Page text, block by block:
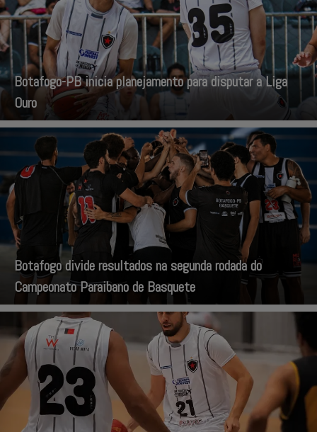
Botafogo-PB inicia planejamento para disputar a Liga
Ouro
Botafogo divide resultados na segunda rodada do
Campeonato Paraibano de Basquete